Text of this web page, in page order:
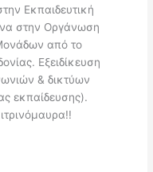
Εκπαιδευτική
στην Οργάνωση
από το
Εξειδίκευση
& δικτύων
εκπαίδευσης).